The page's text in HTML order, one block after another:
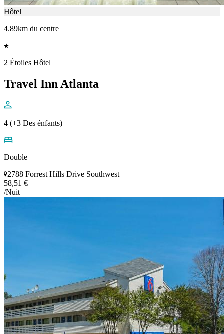
Hôtel
4.89km du centre
2 Étoiles Hôtel
Travel Inn Atlanta
4 (+3 Des énfants)
Double
2788 Forrest Hills Drive Southwest
58,51 €
/Nuit